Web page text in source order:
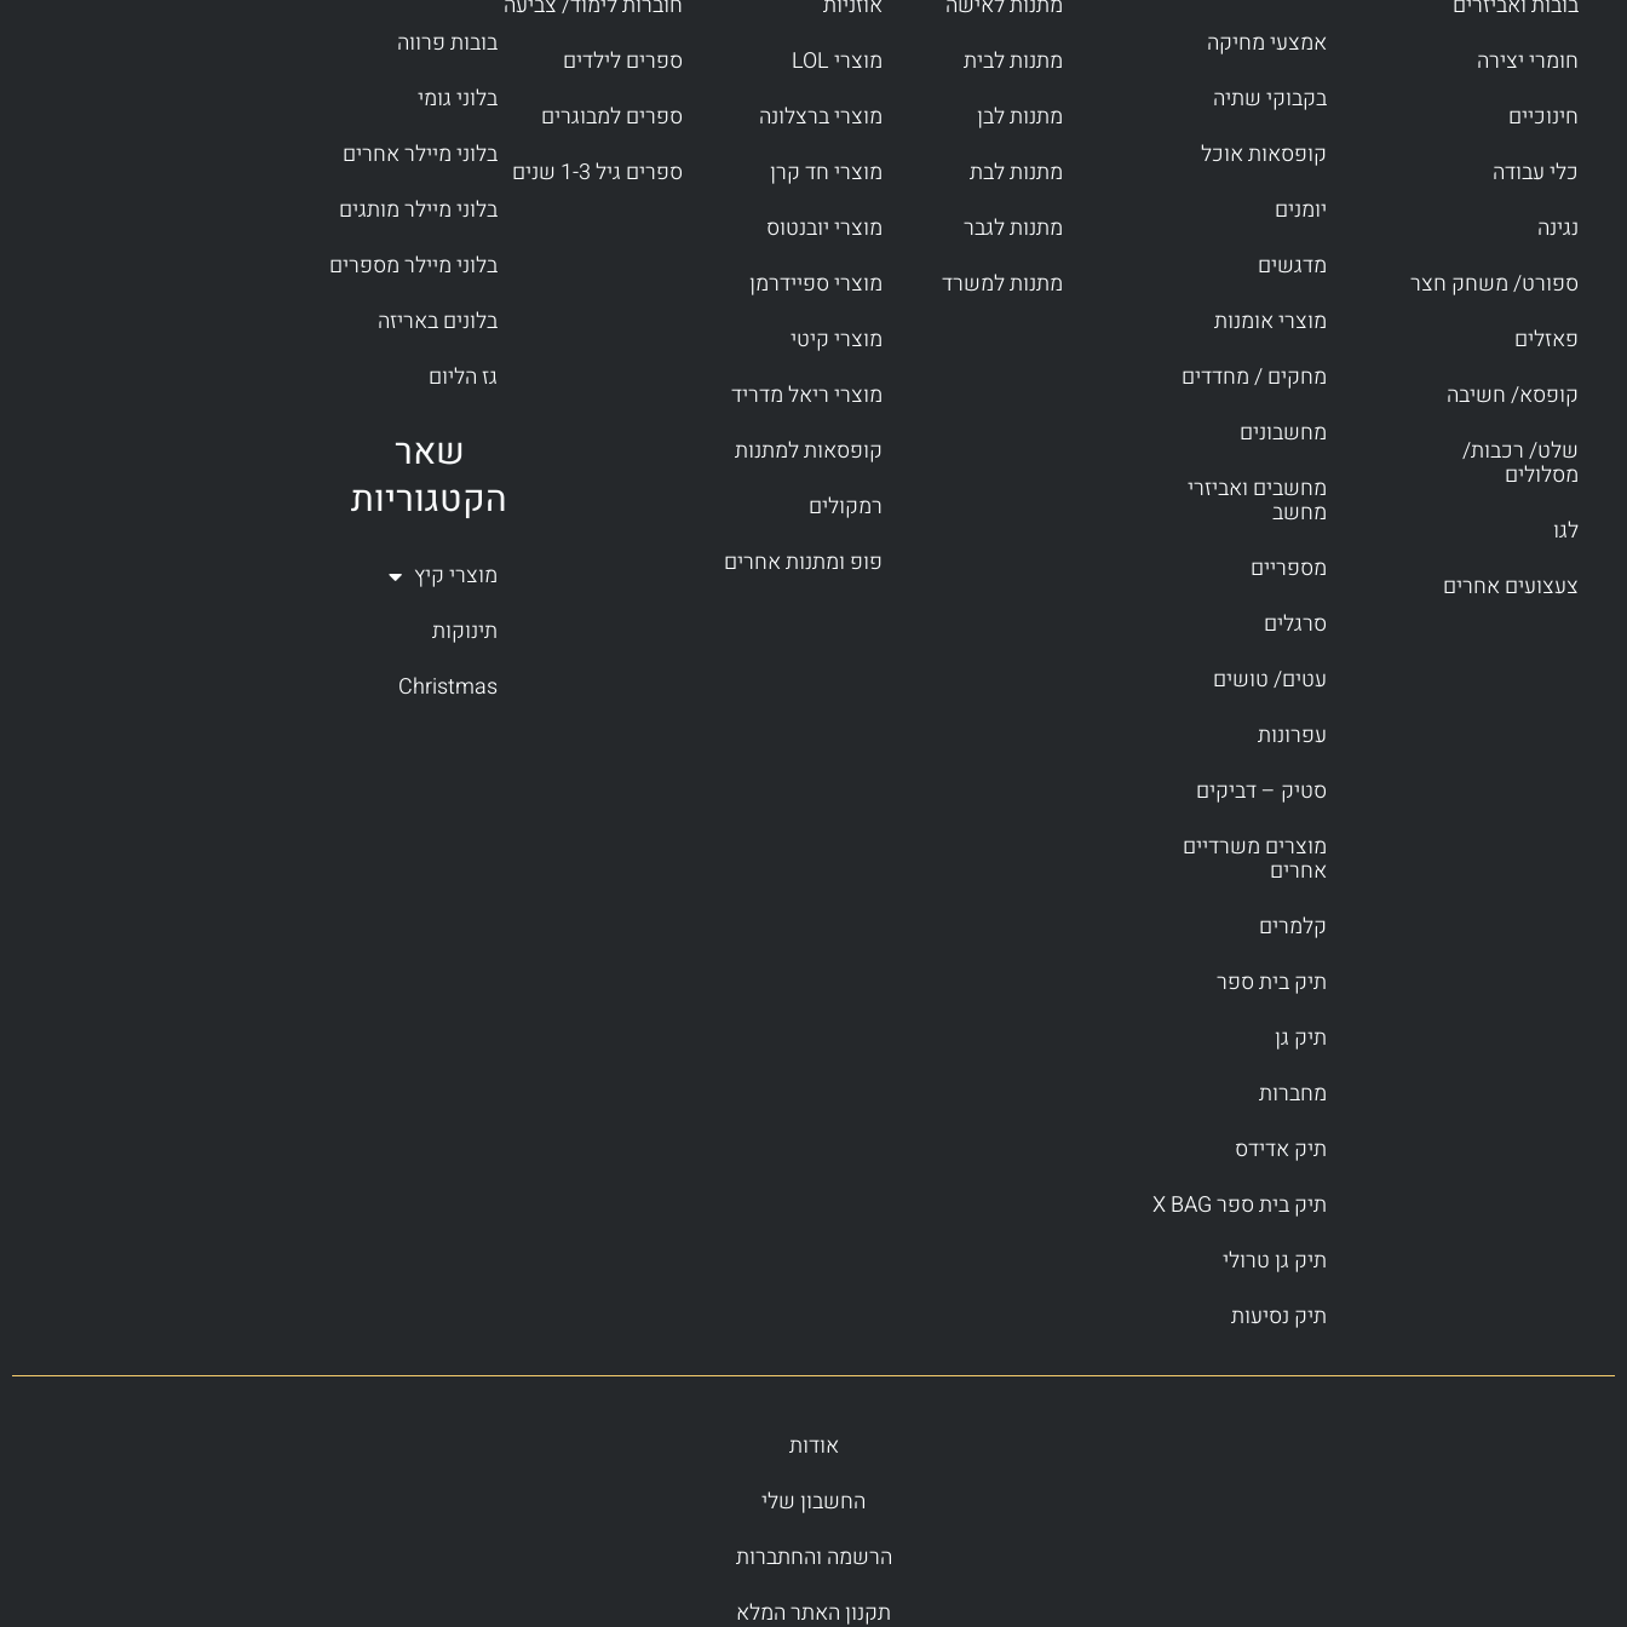
חומרי יצירה
חינוכיים
כלי עבודה
נגינה
ספורט/ משחק חצר
פאזלים
קופסא/ חשיבה
שלט/ רכבות/
מסלולים
לגו
צעצועים אחרים
אמצעי מחיקה
בקבוקי שתיה
קופסאות אוכל
יומנים
מדגשים
מוצרי אומנות
מחקים / מחדדים
מחשבונים
מחשבים ואביזרי
מחשב
מספריים
סרגלים
עטים/ טושים
עפרונות
סטיק – דביקים
מוצרים משרדיים
אחרים
קלמרים
תיק בית ספר
תיק גן
מחברות
תיק אדידס
תיק בית ספר X BAG
תיק גן טרולי
תיק נסיעות
מתנות לבית
מתנות לבן
מתנות לבת
מתנות לגבר
מתנות למשרד
מוצרי LOL
מוצרי ברצלונה
מוצרי חד קרן
מוצרי יובנטוס
מוצרי ספיידרמן
מוצרי קיטי
מוצרי ריאל מדריד
קופסאות למתנות
רמקולים
פופ ומתנות אחרים
ספרים לילדים
ספרים למבוגרים
ספרים גיל 1-3 שנים
בובות פרווה
בלוני גומי
בלוני מיילר אחרים
בלוני מיילר מותגים
בלוני מיילר מספרים
בלונים באריזה
גז הליום
שאר
הקטגוריות
מוצרי קיץ
תינוקות
Christmas
אודות
החשבון שלי
הרשמה והחתברות
תקנון האתר המלא